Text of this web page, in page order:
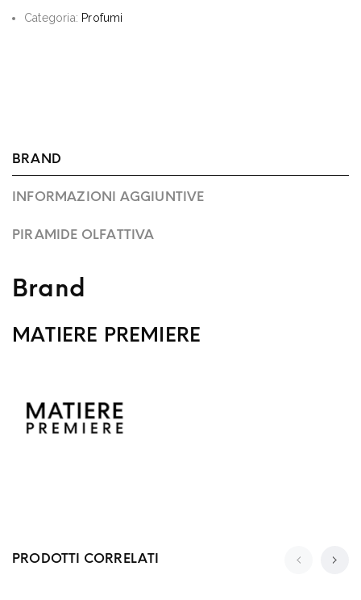
Categoria: Profumi
BRAND
INFORMAZIONI AGGIUNTIVE
PIRAMIDE OLFATTIVA
Brand
MATIERE PREMIERE
PRODOTTI CORRELATI